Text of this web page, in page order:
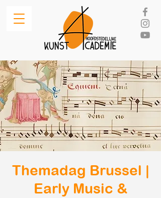
Themadag Brussel |
Early Music &